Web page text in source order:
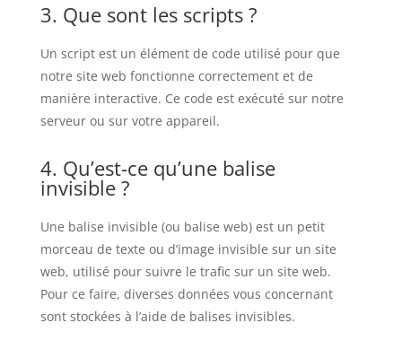
3. Que sont les scripts ?
Un script est un élément de code utilisé pour que
notre site web fonctionne correctement et de
manière interactive. Ce code est exécuté sur notre
serveur ou sur votre appareil.
4. Qu’est-ce qu’une balise
invisible ?
Une balise invisible (ou balise web) est un petit
morceau de texte ou d’image invisible sur un site
web, utilisé pour suivre le trafic sur un site web.
Pour ce faire, diverses données vous concernant
sont stockées à l’aide de balises invisibles.